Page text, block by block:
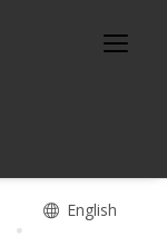
English